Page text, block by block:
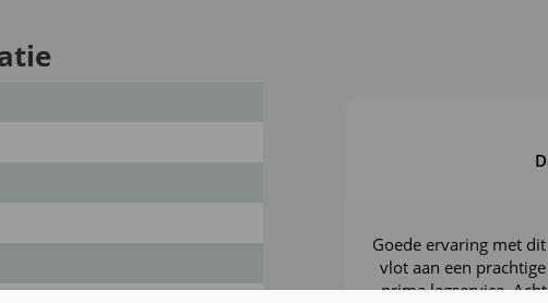
Goede ervaring met
vlot aan een
prima legservice.